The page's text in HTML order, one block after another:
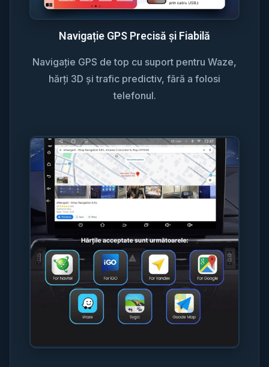
Navigație GPS Precisă și Fiabilă
Navigație GPS de top cu suport pentru Waze,
hărți 3D și trafic predictiv, fără a folosi
telefonul.